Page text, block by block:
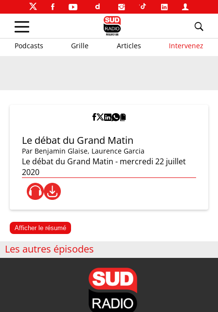
Podcasts Grille Articles Intervenez
Le débat du Grand Matin
Par Benjamin Glaise, Laurence Garcia
Le débat du Grand Matin - mercredi 22 juillet
2020
Afficher le résumé
Les autres épisodes